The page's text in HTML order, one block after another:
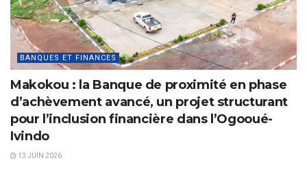
BANQUES ET FINANCES
Makokou : la Banque de proximité en phase
d’achèvement avancé, un projet structurant
pour l’inclusion financière dans l’Ogooué-
Ivindo
13 JUIN 2026